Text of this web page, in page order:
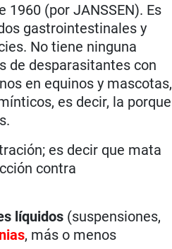
(por JANSSEN). Es
gastrointestinales y
No tiene ninguna
de desparasitantes con
en equinos y mascotas,
es decir, la porque
es decir que mata
contra
líquidos (suspensiones,
, más o menos